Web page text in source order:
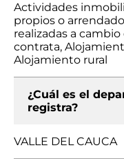
Actividades
propios o
realizadas a
contrata,
Alojamiento rural
¿Cuál es el
registra?
VALLE DEL CAUCA